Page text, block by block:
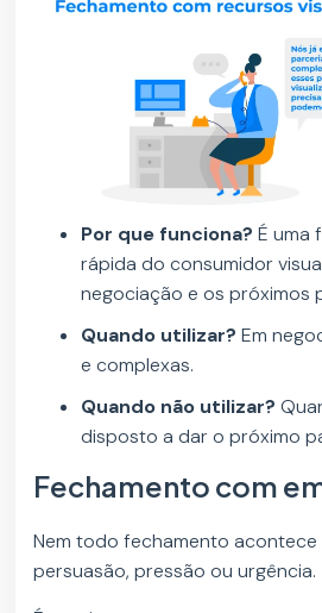
Por que funciona? É uma
rápida do consumidor
negociação e os próximos
Quando utilizar?Em
e complexas.
Quando não utilizar?
disposto a dar o próximo
Fechamento com
Nem todo fechamento acontece
persuasão, pressão ou urgência.